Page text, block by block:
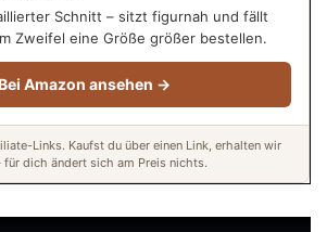
Schnitt – sitzt figurnah und fällt
Zweifel eine Größe größer bestellen.
Amazon ansehen →
Links. Kaufst du über einen Link, erhalten wir
für dich ändert sich am Preis nichts.